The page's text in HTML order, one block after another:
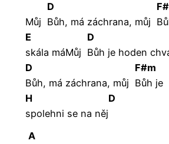
Můj
D
Bůh, má záchrana, můj
E
skála máMůj
D
Bůh je hoden
D
Bůh, má záchrana, můj
F#m
Bůh je
H
spolehni se na něj
D
A